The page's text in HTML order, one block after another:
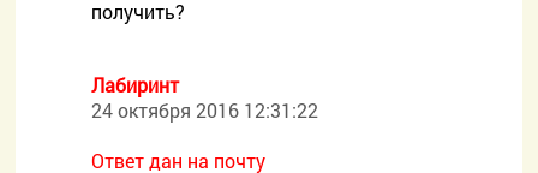
получить?
Лабиринт
24 октября 2016 12:31:22
Ответ дан на почту